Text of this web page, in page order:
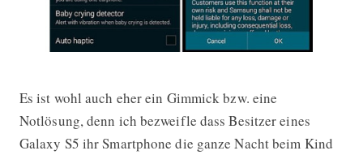
Es ist wohl auch eher ein Gimmick bzw. eine
Notlösung, denn ich bezweifle dass Besitzer eines
Galaxy S5 ihr Smartphone die ganze Nacht beim Kind